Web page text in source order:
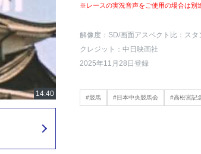
※レースの実況音声をご使用の場合は別
解像度：SD/画面アスペクト比：スタ
クレジット：中日映画社
2025年11月28日登録
#競馬 #日本中央競馬会 #高松宮記